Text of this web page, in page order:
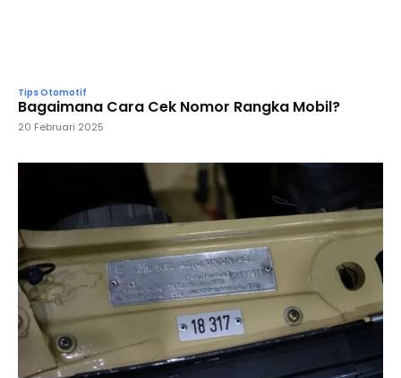
Tips Otomotif
Bagaimana Cara Cek Nomor Rangka Mobil?
20 Februari 2025